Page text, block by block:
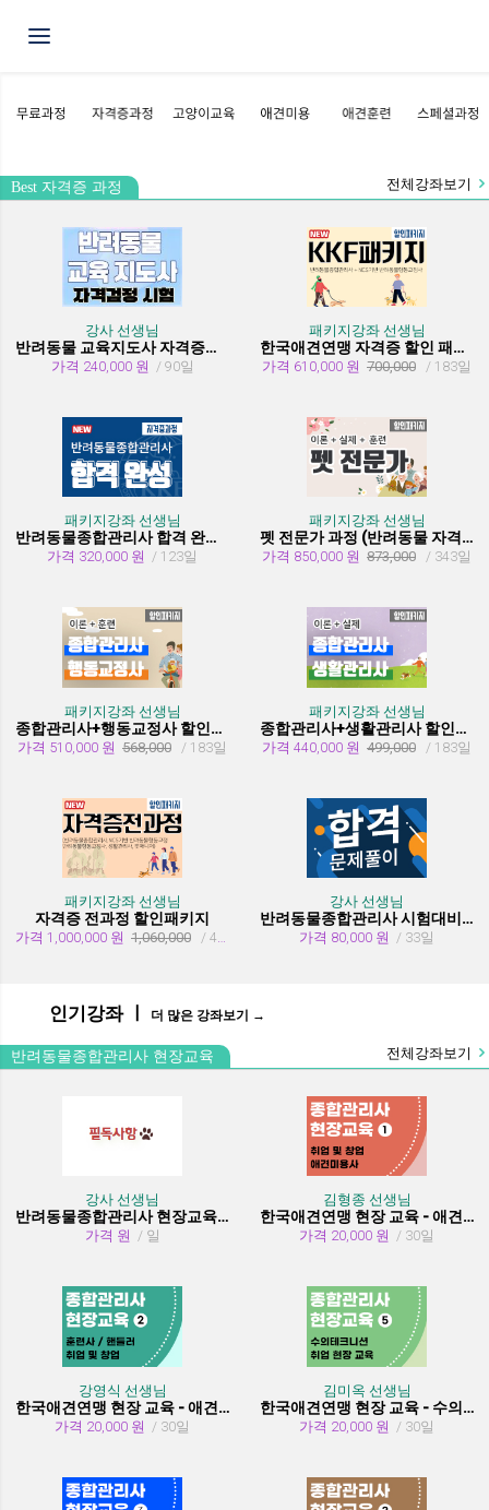
Toggle navigation
Best 자격증 과정 전체강좌보기
강사 선생님
반려동물 교육지도사 자격증과정
가격 240,000 원 / 90일
패키지강좌 선생님
한국애견연맹 자격증 할인 패키지 과정 (종합관리사 + 행동교정사)
가격 610,000 원 700,000 / 183일
패키지강좌 선생님
반려동물종합관리사 합격 완성 패키지
가격 320,000 원 / 123일
패키지강좌 선생님
펫 전문가 과정 (반려동물 자격증 취득과정)
가격 850,000 원 873,000 / 343일
패키지강좌 선생님
종합관리사+행동교정사 할인패키지과정
가격 510,000 원 568,000 / 183일
패키지강좌 선생님
종합관리사+생활관리사 할인패키지과정
가격 440,000 원 499,000 / 183일
패키지강좌 선생님
자격증 전과정 할인패키지
가격 1,000,000 원 1,060,000 / 455일
강사 선생님
반려동물종합관리사 시험대비 유형문제 풀이
가격 80,000 원 / 33일
인기강좌 ㅣ 더 많은 강좌보기 →
반려동물종합관리사 현장교육 전체강좌보기
강사 선생님
반려동물종합관리사 현장교육 수강시 필독사항
가격 원 / 일
김형종 선생님
한국애견연맹 현장 교육 - 애견미용사 취업 및 창업
가격 20,000 원 / 30일
강영식 선생님
한국애견연맹 현장 교육 - 애견훈련사/핸들러 취업 및 창업
가격 20,000 원 / 30일
김미옥 선생님
한국애견연맹 현장 교육 - 수의테크니션(동물보건사) (취업 현장 교육)
가격 20,000 원 / 30일